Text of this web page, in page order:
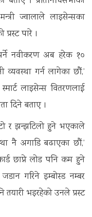
ज्वालाले लाइसेन्सका
पारे ।
नवीकरण अब हरेक १०
व्यवस्था गर्न लागेका छौं,’
लाइसेन्स वितरणलाई
दिने बताए ।
र झन्झटिलो हुने भएकाले
नै अगाडि बढाएका छौं,’
छाप्ने लोड पनि कम हुने
गरिने इम्बोस्ड नम्बर
तयारी भइरहेको उनले प्रस्ट